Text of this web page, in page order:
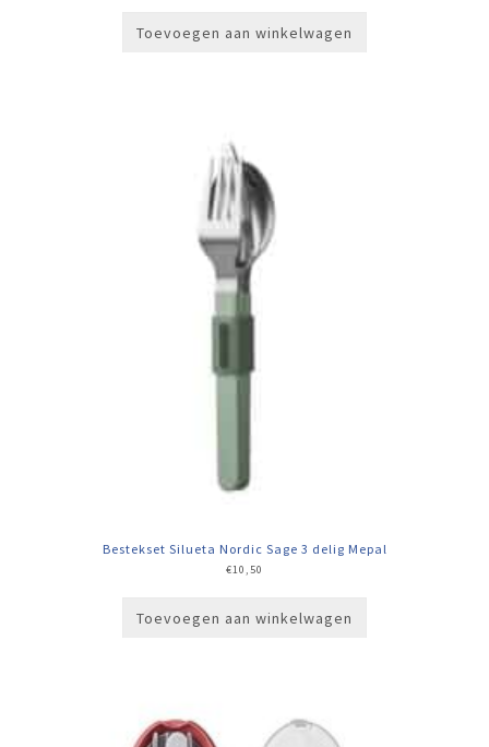
Toevoegen aan winkelwagen
Bestekset Silueta Nordic Sage 3 delig Mepal
€10,50
Toevoegen aan winkelwagen